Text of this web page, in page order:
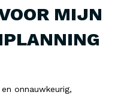
MIJN
onnauwkeurig,